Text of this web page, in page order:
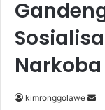
kimronggolawe